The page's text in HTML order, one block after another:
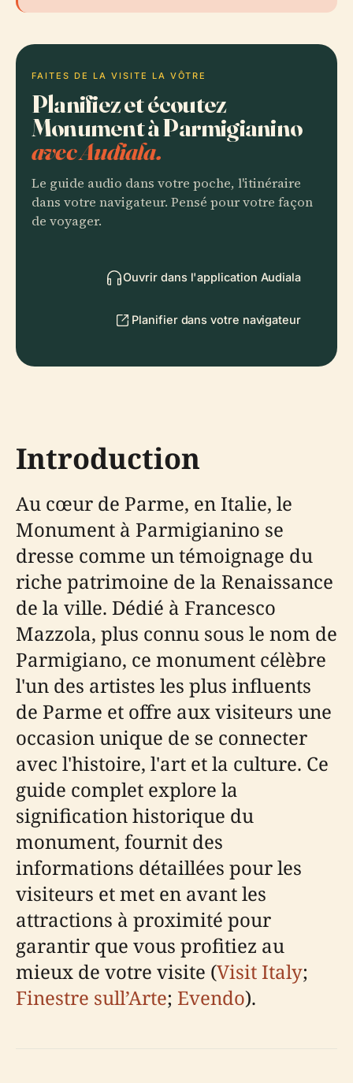
FAITES DE LA VISITE LA VÔTRE
Planifiez et écoutez
Monument à Parmigianino
avec Audiala.
Le guide audio dans votre poche, l'itinéraire
dans votre navigateur. Pensé pour votre façon
de voyager.
Ouvrir dans l'application Audiala
Planifier dans votre navigateur
Introduction
Au cœur de Parme, en Italie, le
Monument à Parmigianino se
dresse comme un témoignage du
riche patrimoine de la Renaissance
de la ville. Dédié à Francesco
Mazzola, plus connu sous le nom de
Parmigiano, ce monument célèbre
l'un des artistes les plus influents
de Parme et offre aux visiteurs une
occasion unique de se connecter
avec l'histoire, l'art et la culture. Ce
guide complet explore la
signification historique du
monument, fournit des
informations détaillées pour les
visiteurs et met en avant les
attractions à proximité pour
garantir que vous profitiez au
mieux de votre visite (Visit Italy;
Finestre sull’Arte; Evendo).